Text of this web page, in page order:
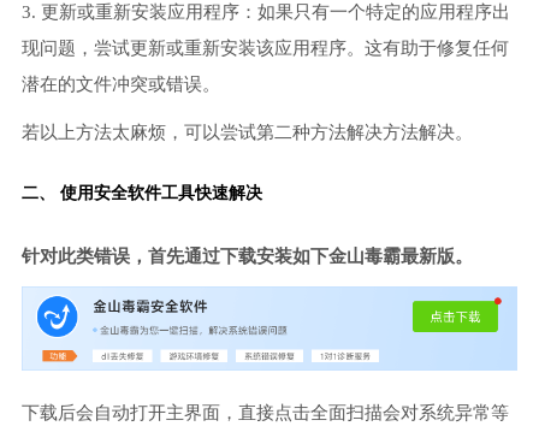
3. 更新或重新安装应用程序：如果只有一个特定的应用程序出
现问题，尝试更新或重新安装该应用程序。这有助于修复任何
潜在的文件冲突或错误。
若以上方法太麻烦，可以尝试第二种方法解决方法解决。
二、 使用安全软件工具快速解决
针对此类错误，首先通过下载安装如下金山毒霸最新版。
下载后会自动打开主界面，直接点击全面扫描会对系统异常等